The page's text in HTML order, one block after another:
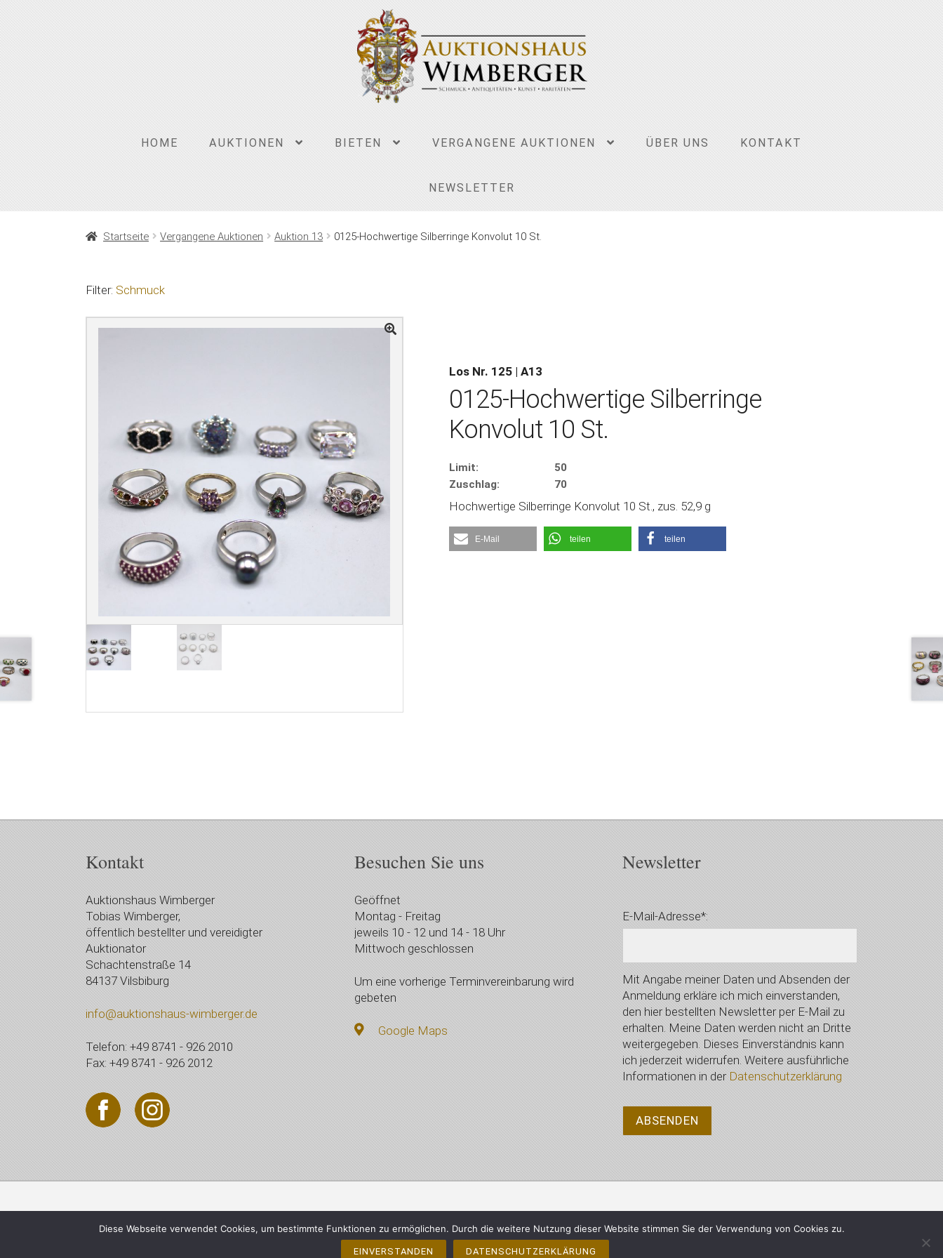
HOME AUKTIONEN BIETEN VERGANGENE AUKTIONEN ÜBER UNS KONTAKT
NEWSLETTER
Startseite Vergangene Auktionen Auktion 13 0125-Hochwertige Silberringe Konvolut 10 St.
Filter: Schmuck
Los Nr. 125 | A13
0125-Hochwertige Silberringe
Konvolut 10 St.
Limit:
50
Zuschlag:
70
Hochwertige Silberringe Konvolut 10 St., zus. 52,9 g
E-Mail teilen teilen
Kontakt
Auktionshaus Wimberger
Tobias Wimberger,
öffentlich bestellter und vereidigter
Auktionator
Schachtenstraße 14
84137 Vilsbiburg
info@auktionshaus-wimberger.de
Telefon: +49 8741 - 926 2010
Fax: +49 8741 - 926 2012
Besuchen Sie uns
Geöffnet
Montag - Freitag
jeweils 10 - 12 und 14 - 18 Uhr
Mittwoch geschlossen
Um eine vorherige Terminvereinbarung wird
gebeten
Google Maps
Newsletter
E-Mail-Adresse*:
Mit Angabe meiner Daten und Absenden der
Anmeldung erkläre ich mich einverstanden,
den hier bestellten Newsletter per E-Mail zu
erhalten. Meine Daten werden nicht an Dritte
weitergegeben. Dieses Einverständnis kann
ich jederzeit widerrufen. Weitere ausführliche
Informationen in der Datenschutzerklärung
© 2021 Auktionshaus Wimberger, Vilsbiburg - Alle Rechte vorbehalten Impressum Datenschutzerklärung
Diese Webseite verwendet Cookies, um bestimmte Funktionen zu ermöglichen. Durch die weitere Nutzung dieser Website stimmen Sie der Verwendung von Cookies zu.
EINVERSTANDEN DATENSCHUTZERKLÄRUNG